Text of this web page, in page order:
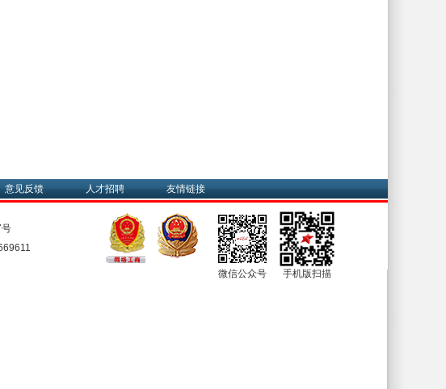
意见反馈 人才招聘 友情链接
微信公众号 手机版扫描